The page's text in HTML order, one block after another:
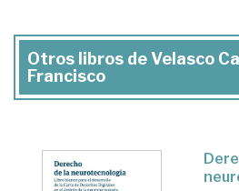
Otros libros de Velasco
Francisco